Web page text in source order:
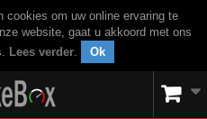
cookies om uw online ervaring te
website, gaat u akkoord met ons
Lees verder. Ok